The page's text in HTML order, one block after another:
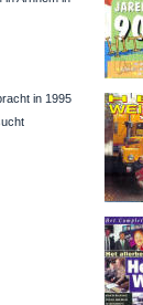
in 1995